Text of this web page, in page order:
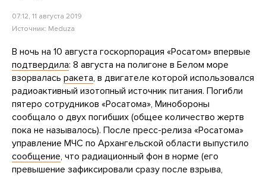
07:12, 11 августа 2019
Источник: Meduza
В ночь на 10 августа госкорпорация «Росатом» впервые
подтвердила: 8 августа на полигоне в Белом море
взорвалась ракета, в двигателе которой использовался
радиоактивный изотопный источник питания. Погибли
пятеро сотрудников «Росатома», Минобороны
сообщало о двух погибших (общее количество жертв
пока не называлось). После пресс-релиза «Росатома»
управление МЧС по Архангельской области выпустило
сообщение, что радиационный фон в норме (его
превышение зафиксировали сразу после взрыва,